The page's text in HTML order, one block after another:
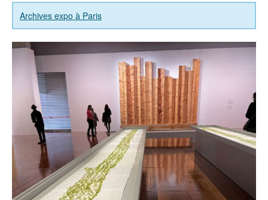
Archives expo à Paris